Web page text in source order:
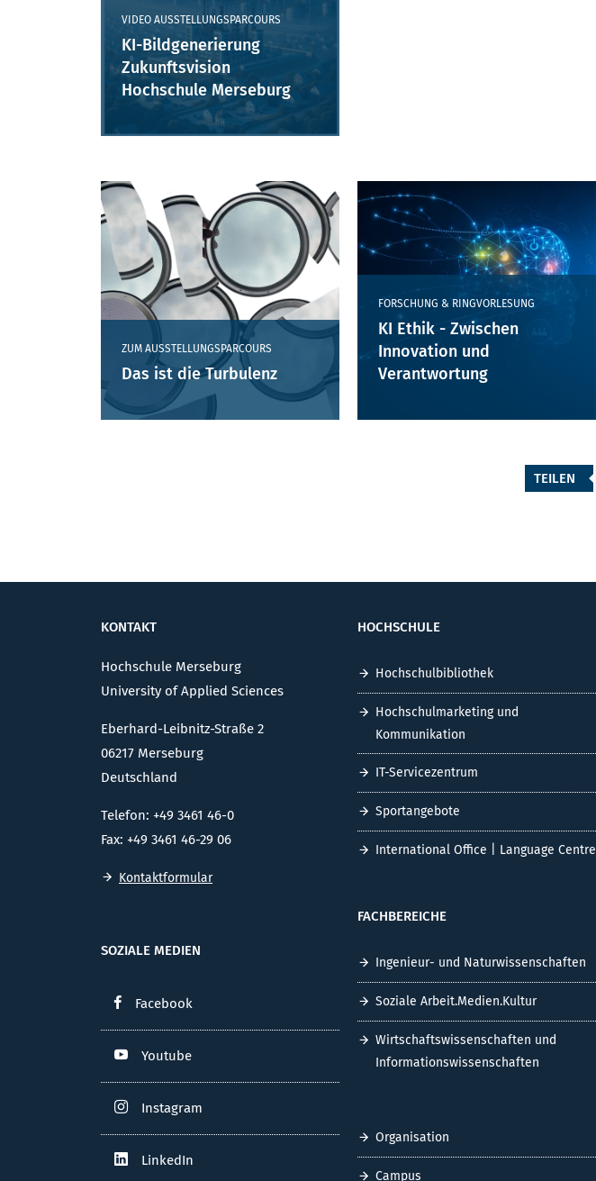
VIDEO AUSSTELLUNGSPARCOURS
KI-Bildgenerierung
Zukunftsvision
Hochschule Merseburg
ZUM AUSSTELLUNGSPARCOURS
Das ist die Turbulenz
FORSCHUNG & RINGVORLESUNG
KI Ethik - Zwischen
Innovation und
Verantwortung
TEILEN
KONTAKT
Hochschule Merseburg
University of Applied Sciences
Eberhard-Leibnitz-Straße 2
06217 Merseburg
Deutschland
Telefon: +49 3461 46-0
Fax: +49 3461 46-29 06
Kontaktformular
SOZIALE MEDIEN
Facebook
Youtube
Instagram
LinkedIn
HOCHSCHULE
Hochschulbibliothek
Hochschulmarketing und
Kommunikation
IT-Servicezentrum
Sportangebote
International Office | Language Centre
FACHBEREICHE
Ingenieur- und Naturwissenschaften
Soziale Arbeit.Medien.Kultur
Wirtschaftswissenschaften und
Informationswissenschaften
Organisation
Campus